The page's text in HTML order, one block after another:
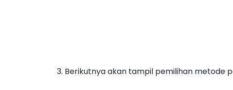
3. Berikutnya akan tampil pemilihan metode